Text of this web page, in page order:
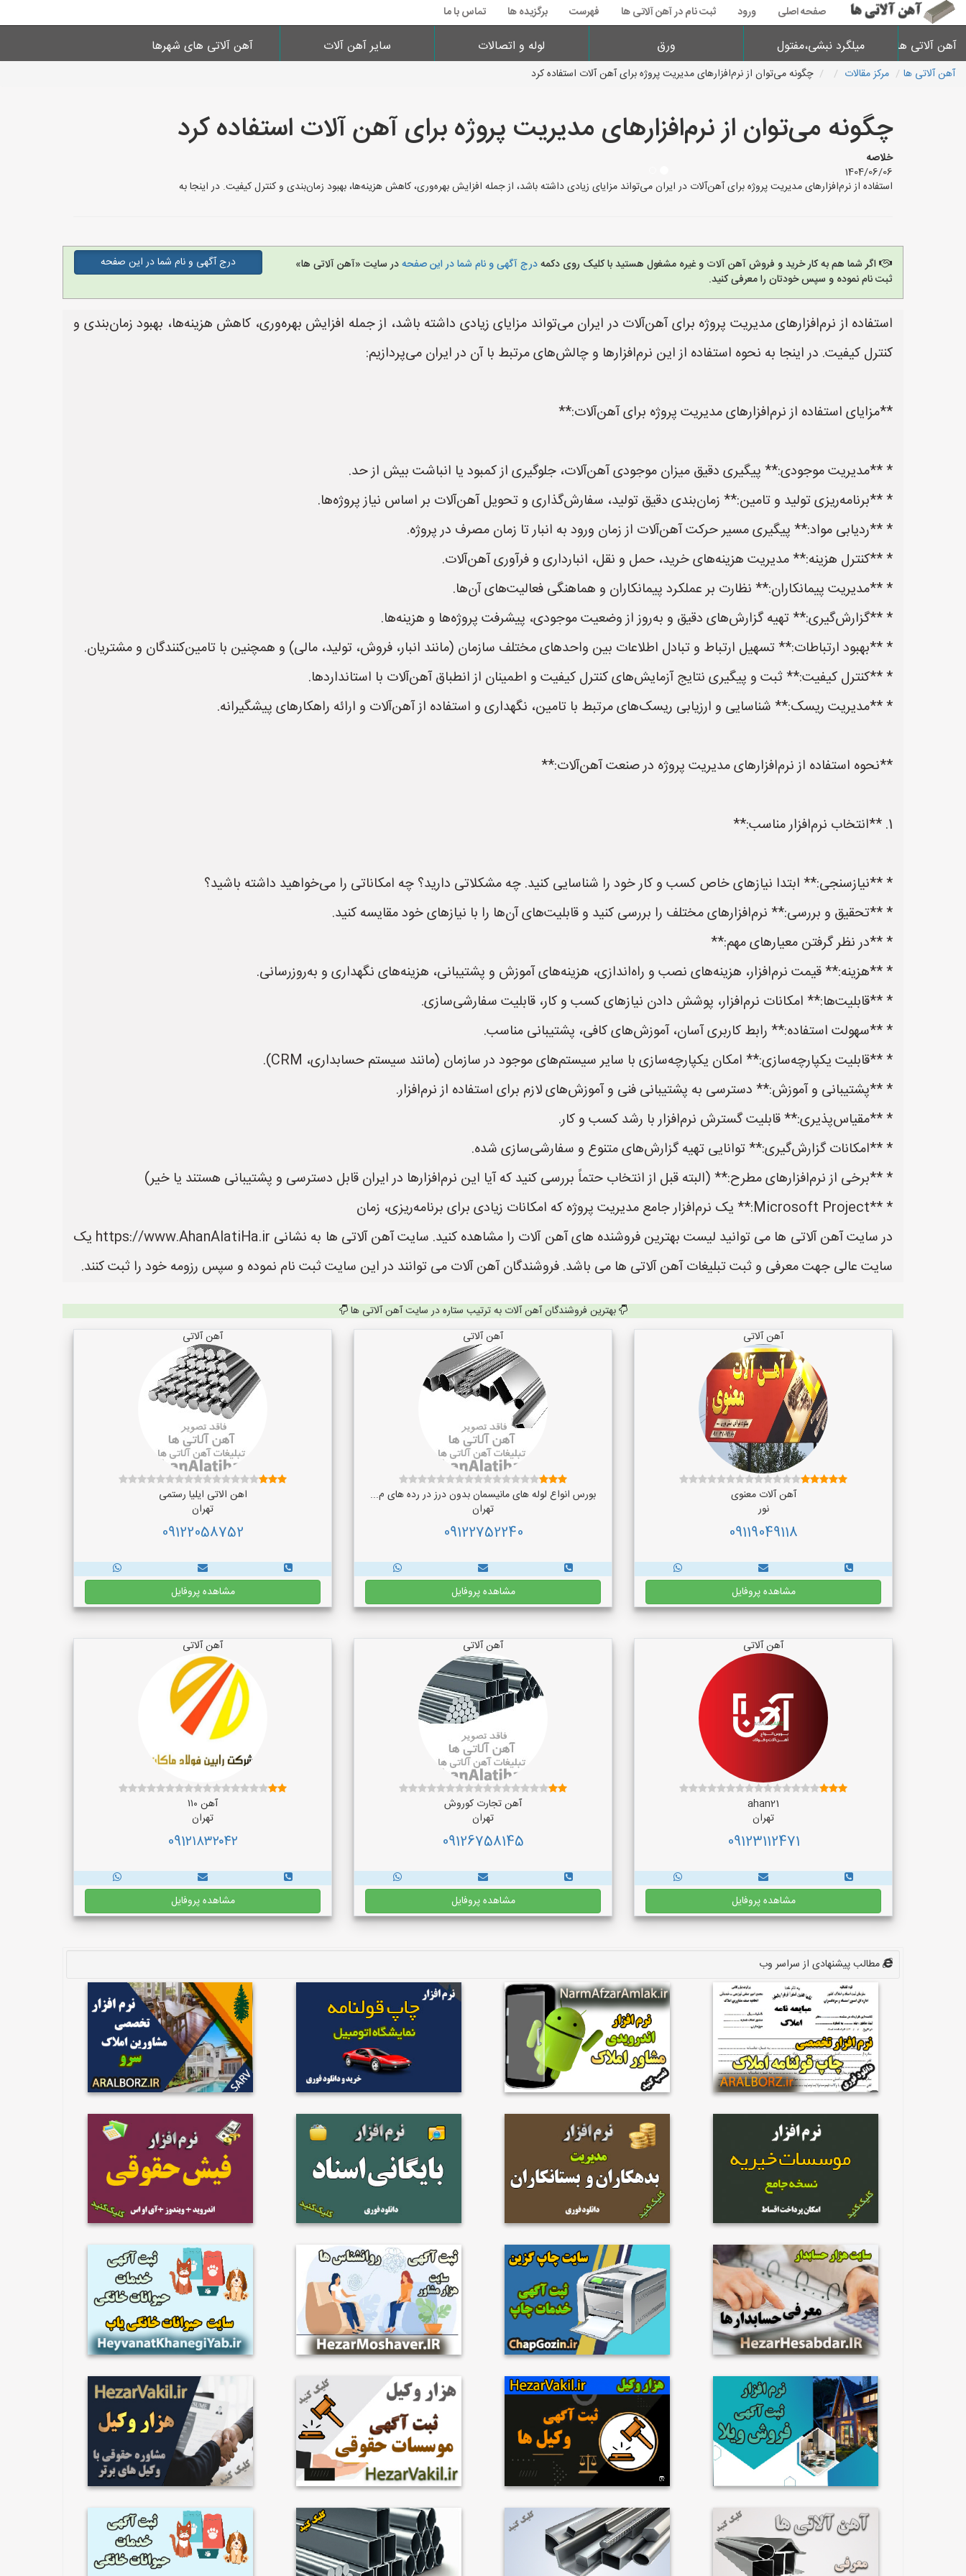
صفحه اصلی ورود ثبت نام در آهن آلاتی ها فهرست برگزیده ها تماس با ما
آهن آلاتی ها میلگرد نبشی،مفتول ورق لوله و اتصالات سایر آهن آلات آهن آلاتی های شهرها
آهن آلاتی ها مرکز مقالات چگونه می‌توان از نرم‌افزارهای مدیریت پروژه برای آهن آلات استفاده کرد
چگونه می‌توان از نرم‌افزارهای مدیریت پروژه برای آهن آلات استفاده کرد
خلاصه
1404/06/06
استفاده از نرم‌افزارهای مدیریت پروژه برای آهن‌آلات در ایران می‌تواند مزایای زیادی داشته باشد، از جمله افزایش بهره‌وری، کاهش هزینه‌ها، بهبود زمان‌بندی و کنترل کیفیت. در اینجا به
اگر شما هم به کار خرید و فروش آهن آلات و غیره مشغول هستید با کلیک روی دکمهدرج آگهی و نام شما در این صفحهدر سایت «آهن آلاتی ها»
ثبت نام نموده و سپس خودتان را معرفی کنید.
درج آگهی و نام شما در این صفحه
استفاده از نرم‌افزارهای مدیریت پروژه برای آهن‌آلات در ایران می‌تواند مزایای زیادی داشته باشد، از جمله افزایش بهره‌وری، کاهش هزینه‌ها، بهبود زمان‌بندی و
کنترل کیفیت. در اینجا به نحوه استفاده از این نرم‌افزارها و چالش‌های مرتبط با آن در ایران می‌پردازیم:
**مزایای استفاده از نرم‌افزارهای مدیریت پروژه برای آهن‌آلات:**
* **مدیریت موجودی:** پیگیری دقیق میزان موجودی آهن‌آلات، جلوگیری از کمبود یا انباشت بیش از حد.
* **برنامه‌ریزی تولید و تامین:** زمان‌بندی دقیق تولید، سفارش‌گذاری و تحویل آهن‌آلات بر اساس نیاز پروژه‌ها.
* **ردیابی مواد:** پیگیری مسیر حرکت آهن‌آلات از زمان ورود به انبار تا زمان مصرف در پروژه.
* **کنترل هزینه:** مدیریت هزینه‌های خرید، حمل و نقل، انبارداری و فرآوری آهن‌آلات.
* **مدیریت پیمانکاران:** نظارت بر عملکرد پیمانکاران و هماهنگی فعالیت‌های آن‌ها.
* **گزارش‌گیری:** تهیه گزارش‌های دقیق و به‌روز از وضعیت موجودی، پیشرفت پروژه‌ها و هزینه‌ها.
* **بهبود ارتباطات:** تسهیل ارتباط و تبادل اطلاعات بین واحدهای مختلف سازمان (مانند انبار، فروش، تولید، مالی) و همچنین با تامین‌کنندگان و مشتریان.
* **کنترل کیفیت:** ثبت و پیگیری نتایج آزمایش‌های کنترل کیفیت و اطمینان از انطباق آهن‌آلات با استانداردها.
* **مدیریت ریسک:** شناسایی و ارزیابی ریسک‌های مرتبط با تامین، نگهداری و استفاده از آهن‌آلات و ارائه راهکارهای پیشگیرانه.
**نحوه استفاده از نرم‌افزارهای مدیریت پروژه در صنعت آهن‌آلات:**
1. **انتخاب نرم‌افزار مناسب:**
* **نیازسنجی:** ابتدا نیازهای خاص کسب و کار خود را شناسایی کنید. چه مشکلاتی دارید؟ چه امکاناتی را می‌خواهید داشته باشید؟
* **تحقیق و بررسی:** نرم‌افزارهای مختلف را بررسی کنید و قابلیت‌های آن‌ها را با نیازهای خود مقایسه کنید.
* **در نظر گرفتن معیارهای مهم:**
* **هزینه:** قیمت نرم‌افزار، هزینه‌های نصب و راه‌اندازی، هزینه‌های آموزش و پشتیبانی، هزینه‌های نگهداری و به‌روزرسانی.
* **قابلیت‌ها:** امکانات نرم‌افزار، پوشش دادن نیازهای کسب و کار، قابلیت سفارشی‌سازی.
* **سهولت استفاده:** رابط کاربری آسان، آموزش‌های کافی، پشتیبانی مناسب.
* **قابلیت یکپارچه‌سازی:** امکان یکپارچه‌سازی با سایر سیستم‌های موجود در سازمان (مانند سیستم حسابداری، CRM).
* **پشتیبانی و آموزش:** دسترسی به پشتیبانی فنی و آموزش‌های لازم برای استفاده از نرم‌افزار.
* **مقیاس‌پذیری:** قابلیت گسترش نرم‌افزار با رشد کسب و کار.
* **امکانات گزارش‌گیری:** توانایی تهیه گزارش‌های متنوع و سفارشی‌سازی شده.
* **برخی از نرم‌افزارهای مطرح:** (البته قبل از انتخاب حتماً بررسی کنید که آیا این نرم‌افزارها در ایران قابل دسترسی و پشتیبانی هستند یا خیر)
* **Microsoft Project:** یک نرم‌افزار جامع مدیریت پروژه که امکانات زیادی برای برنامه‌ریزی، زمان‌
در سایت آهن آلاتی ها می توانید لیست بهترین فروشنده های آهن آلات را مشاهده کنید. سایت آهن آلاتی ها به نشانی https://www.AhanAlatiHa.ir یک
سایت عالی جهت معرفی و ثبت تبلیغات آهن آلاتی ها می باشد. فروشندگان آهن آلات می توانند در این سایت ثبت نام نموده و سپس رزومه خود را ثبت کنند.
بهترین فروشندگان آهن آلات به ترتیب ستاره در سایت آهن آلاتی ها
آهن آلاتی
آهن آلات معنوی
نور
09119049118
مشاهده پروفایل
آهن آلاتی
بورس انواع لوله های مانیسمان بدون درز در رده های م...
تهران
09122752240
مشاهده پروفایل
آهن آلاتی
اهن الاتی ایلیا رستمی
تهران
09122058752
مشاهده پروفایل
آهن آلاتی
ahan21
تهران
09123112471
مشاهده پروفایل
آهن آلاتی
آهن تجارت کوروش
تهران
09126758145
مشاهده پروفایل
آهن آلاتی
آهن ۱۱۰
تهران
091۲۱۸۳۲۰۴۲
مشاهده پروفایل
مطالب پیشنهادی از سراسر وب